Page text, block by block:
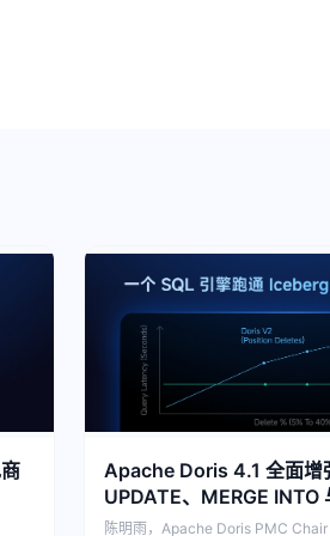
Apache Doris 4.1 全面增
UPDATE、MERGE
陈明雨，Apache Doris PMC